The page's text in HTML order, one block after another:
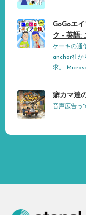
GoGoエ
ク - 英語:
ケーキの通
anchor社か
求。
癖カマ達
音声広告っ